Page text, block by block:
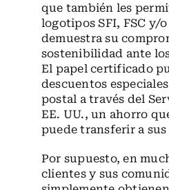
que también les
logotipos SFI, FSC y/o
demuestra su
sostenibilidad ante
El papel certificado
descuentos
postal a través del
EE. UU., un ahorro
puede transferir a
Por supuesto, en
clientes y sus